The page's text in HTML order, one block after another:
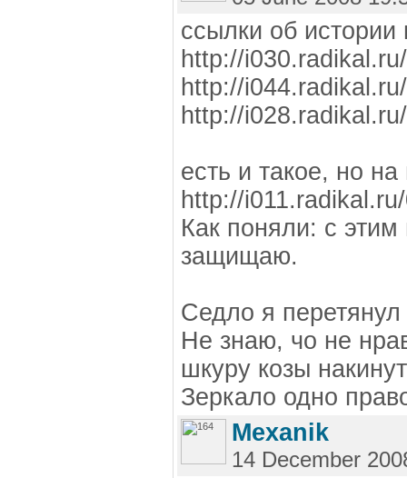
ссылки об истории
http://
http://
http://
есть и такое, но
http://
Как поняли: с
защищаю.
Седло я
Не знаю, чо не
шкуру козы
Зеркало одно
Mexanik
14 December